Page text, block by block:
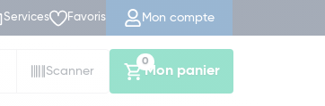
Services Favoris Mon compte
Scanner
Mon panier
0